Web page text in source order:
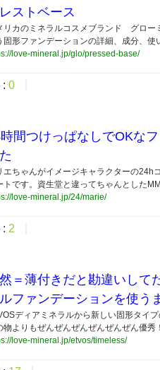
ストベース
リカのミネラルコスメブランド グロー
固形ファンデーションの詳細、成分、使
love-mineral.jp/glo/pressed-base/
: 0
間つけっぱなしでOKな
エちゃんがイメージキャラクターの24h
トです。資生堂と違ってちゃんとした
love-mineral.jp/24/marie/
: 2
＝薄付きだと勘違いして
ファンデーションを使う
ディアミネラルから新しい固形タイ
物よりもぜんぜんぜんぜんぜんぜん優秀
love-mineral.jp/etvos/timeless/